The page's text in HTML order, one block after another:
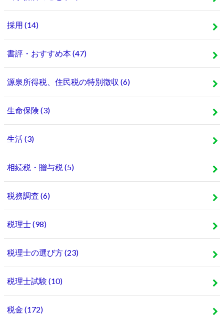
採用 (14)
書評・おすすめ本(47)
源泉所得税、住民税の特別徴収 (6)
生命保険 (3)
生活(3)
相続税・贈与税(5)
税務調査 (6)
税理士(98)
税理士の選び方(23)
税理士試験 (10)
税金 (172)